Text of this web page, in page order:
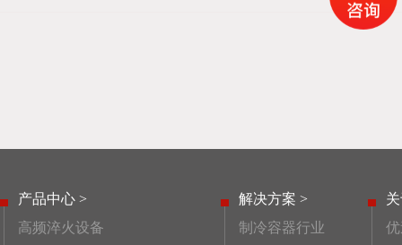
产品中心 >
高频淬火设备
解决方案 >
制冷容器行业